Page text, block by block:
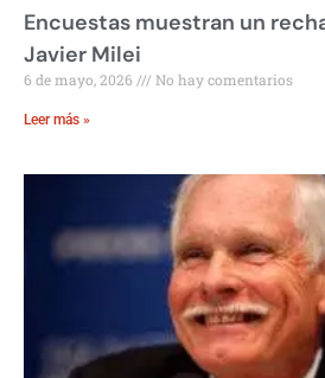
Encuestas muestran un
Javier Milei
6 de mayo, 2026 No hay comentarios
Leer más »